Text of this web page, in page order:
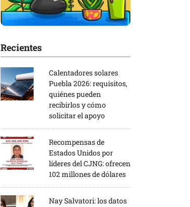
Recientes
Calentadores solares
Puebla 2026: requisitos,
quiénes pueden
recibirlos y cómo
solicitar el apoyo
Recompensas de
Estados Unidos por
líderes del CJNG: ofrecen
102 millones de dólares
Nay Salvatori: los datos